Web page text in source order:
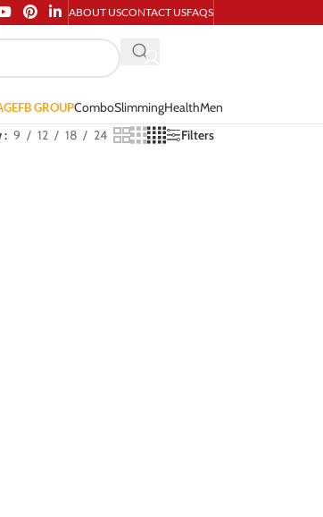
ABOUT USCONTACT USFAQS
FB GROUPComboSlimmingHealthMen
9 12 18 24 Filters